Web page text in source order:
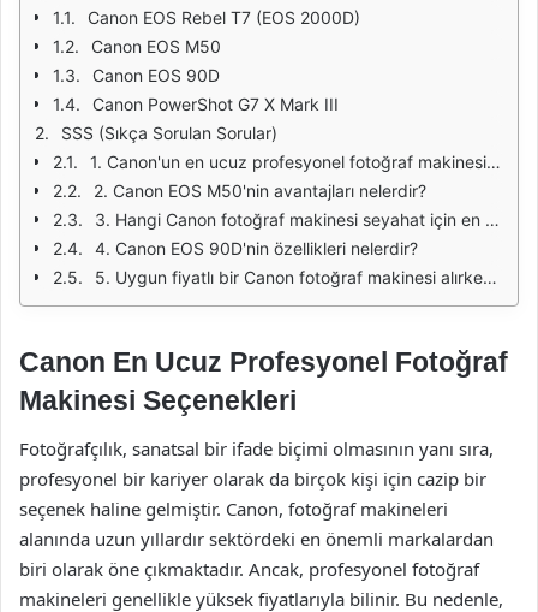
Canon EOS Rebel T7 (EOS 2000D)
Canon EOS M50
Canon EOS 90D
Canon PowerShot G7 X Mark III
SSS (Sıkça Sorulan Sorular)
1. Canon'un en ucuz profesyonel fotoğraf makinesi hangisidir?
2. Canon EOS M50'nin avantajları nelerdir?
3. Hangi Canon fotoğraf makinesi seyahat için en uygunudur?
4. Canon EOS 90D'nin özellikleri nelerdir?
5. Uygun fiyatlı bir Canon fotoğraf makinesi alırken nelere dikkat etmeliyim?
Canon En Ucuz Profesyonel Fotoğraf
Makinesi Seçenekleri
Fotoğrafçılık, sanatsal bir ifade biçimi olmasının yanı sıra,
profesyonel bir kariyer olarak da birçok kişi için cazip bir
seçenek haline gelmiştir. Canon, fotoğraf makineleri
alanında uzun yıllardır sektördeki en önemli markalardan
biri olarak öne çıkmaktadır. Ancak, profesyonel fotoğraf
makineleri genellikle yüksek fiyatlarıyla bilinir. Bu nedenle,